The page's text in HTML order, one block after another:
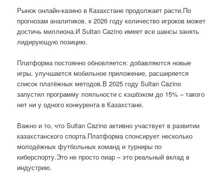
Рынок онлайн-казино в Казахстане продолжает расти.По
прогнозам аналитиков, к 2026 году количество игроков может
достичь миллиона.И Sultan Cazino имеет все шансы занять
лидирующую позицию.
Платформа постоянно обновляется: добавляются новые
игры, улучшается мобильное приложение, расширяется
список платёжных методов.В 2025 году Sultan Cazino
запустил программу лояльности с кэшбэком до 15% – такого
нет ни у одного конкурента в Казахстане.
Важно и то, что Sultan Cazino активно участвует в развитии
казахстанского спорта.Платформа спонсирует несколько
молодёжных футбольных команд и турниры по
киберспорту.Это не просто пиар – это реальный вклад в
индустрию.